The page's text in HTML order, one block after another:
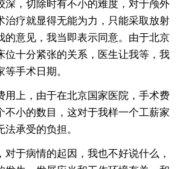
深，切除时有不小的难度，对于颅外
治疗就显得无能为力，只能采取放射
的意见，我当即表示同意。由于北京
位十分紧张的关系，医生让我等，我
手术日期。
上，由于在北京国家医院，手术费
不小的数目，这对于我样一个工薪家
承受的负担。
于病情的起因，我也不好说什么，